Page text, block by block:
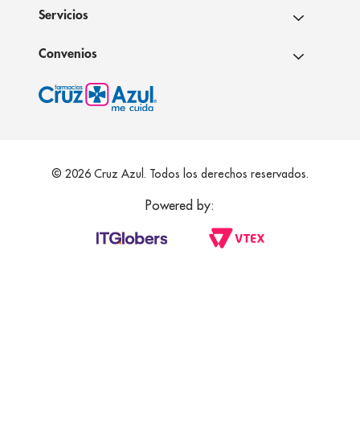
Servicios
Convenios
© 2026 Cruz Azul. Todos los derechos reservados.
Powered by: